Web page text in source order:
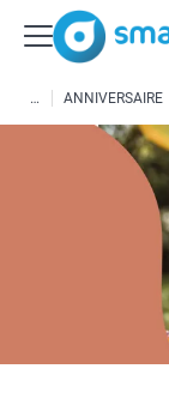
ANNIVERSAIRE